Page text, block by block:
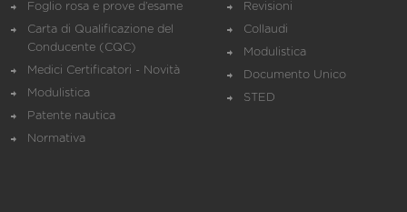
Foglio rosa e prove d’esame
Carta di Qualificazione del
Conducente (CQC)
Medici Certificatori - Novità
Modulistica
Patente nautica
Normativa
Revisioni
Collaudi
Modulistica
Documento Unico
STED